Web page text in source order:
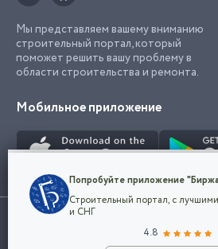
Мы представляем вашему вниманию
строительный портал, который
поможет решить вашу проблему в
области строительства и ремонта.
Мобильное приложение
Использование сайта, в том числе подача
марки представленные на сайте являются
Конфиденциальность
Мы используем файлы cookie, чтобы
наш сайт удобным для каждого
Политикой конфиденциальности
Попробуйте приложение
Строительный портал, с
и СНГ
4.8